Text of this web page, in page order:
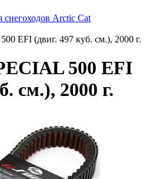
снегоходов Arctic Cat
EFI (двиг. 497 куб. см.), 2000 г.
500 EFI
см.), 2000 г.